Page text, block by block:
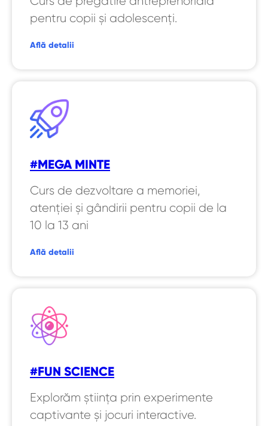
pentru copii și adolescenți.
Află detalii
#MEGA MINTE
Curs de dezvoltare a memoriei,
atenției și gândirii pentru copii de la
10 la 13 ani
Află detalii
#FUN SCIENCE
Explorăm știința prin experimente
captivante și jocuri interactive.